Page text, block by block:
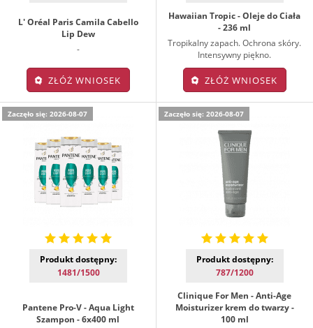
L' Oréal Paris Camila Cabello
Lip Dew
-
ZŁÓŻ WNIOSEK
Hawaiian Tropic - Oleje do Ciała
- 236 ml
Tropikalny zapach. Ochrona skóry.
Intensywny piękno.
ZŁÓŻ WNIOSEK
Zaczęło się: 2026-08-07
Produkt dostępny:
1481/1500
Pantene Pro-V - Aqua Light
Szampon - 6x400 ml
Zaczęło się: 2026-08-07
Produkt dostępny:
787/1200
Clinique For Men - Anti-Age
Moisturizer krem do twarzy -
100 ml